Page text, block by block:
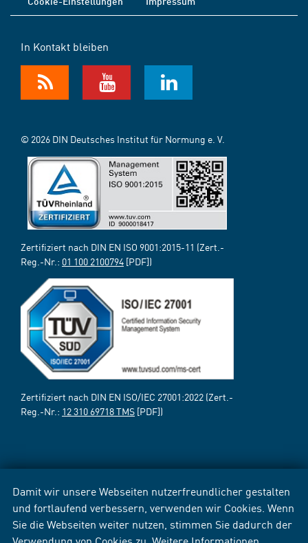
Damit wir unsere Webseiten nutzerfreundlicher gestalten
und fortlaufend verbessern, verwenden wir Cookies. Wenn
Sie die Webseiten weiter nutzen, stimmen Sie dadurch der
In Kontakt bleiben
© 2026 DIN Deutsches Institut für Normung e. V.
Zertifiziert nach DIN EN ISO 9001:2015-11 (Zert.-
Reg.-Nr.: 01 100 2100794 [PDF])
Zertifiziert nach DIN EN ISO/IEC 27001:2022 (Zert.-
Reg.-Nr.: 12 310 69718 TMS [PDF])